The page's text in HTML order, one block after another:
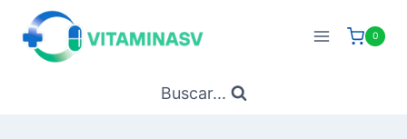
Saltar
contenido
0
Buscar...